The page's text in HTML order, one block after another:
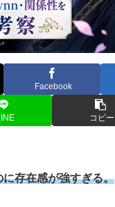
Facebook
コピー
存在感が強すぎる。